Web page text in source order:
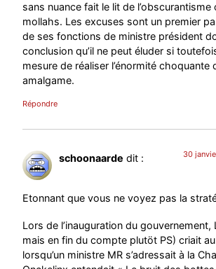
sans nuance fait le lit de l’obscurantisme
mollahs. Les excuses sont un premier
de ses fonctions de ministre président
conclusion qu’il ne peut éluder si
mesure de réaliser l’énormité choquante
amalgame.
Répondre
schoonaarde dit : 30
Etonnant que vous ne voyez pas la
Lors de l’inauguration du gouvernement,
mais en fin du compte plutöt PS) criait au
lorsqu’un ministre MR s’adressait à la